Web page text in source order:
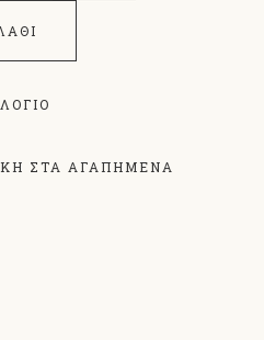
ΣΤΑ ΑΓΑΠΗΜΕΝΑ